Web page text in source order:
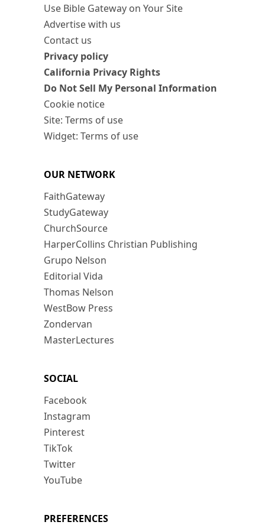
Use Bible Gateway on Your Site
Advertise with us
Contact us
Privacy policy
California Privacy Rights
Do Not Sell My Personal Information
Cookie notice
Site: Terms of use
Widget: Terms of use
OUR NETWORK
FaithGateway
StudyGateway
ChurchSource
HarperCollins Christian Publishing
Grupo Nelson
Editorial Vida
Thomas Nelson
WestBow Press
Zondervan
MasterLectures
SOCIAL
Facebook
Instagram
Pinterest
TikTok
Twitter
YouTube
PREFERENCES